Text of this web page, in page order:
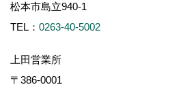
松本市島立940-1
TEL： 0263-40-5002
上田営業所
〒386-0001